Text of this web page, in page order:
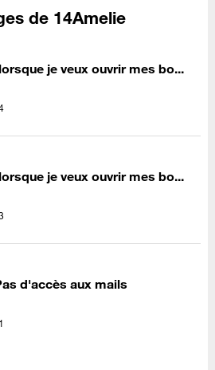
de 14Amelie
je veux ouvrir mes bo...
je veux ouvrir mes bo...
d'accès aux mails